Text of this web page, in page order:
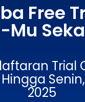
Free
Mu
Trial
2025